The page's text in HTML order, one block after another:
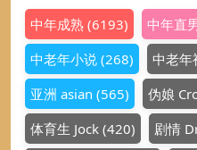
中年成熟 (6193) 中年直
中老年小说 (268) 中老年
亚洲 asian (565) 伪娘
体育生 Jock (420) 剧情